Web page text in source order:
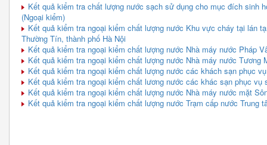
Kết quả kiểm tra chất lượng nước sạch sử dụng cho mục đích sinh
(Ngoại kiểm)
Kết quả kiểm tra ngoại kiểm chất lượng nước Khu vực cháy tại lán
Thường Tín, thành phố Hà Nội
Kết quả kiểm tra ngoại kiểm chất lượng nước Nhà máy nước Pháp
Kết quả kiểm tra ngoại kiểm chất lượng nước Nhà máy nước Tương
Kết quả kiểm tra ngoại kiểm chất lượng nước các khách sạn phục
Kết quả kiểm tra ngoại kiểm chất lương nước các khác sạn phục vụ
Kết quả kiểm tra ngoại kiểm chất lượng nước Nhà máy nước mặt
Kết quả kiểm tra ngoại kiểm chất lượng nước Trạm cấp nước Trung